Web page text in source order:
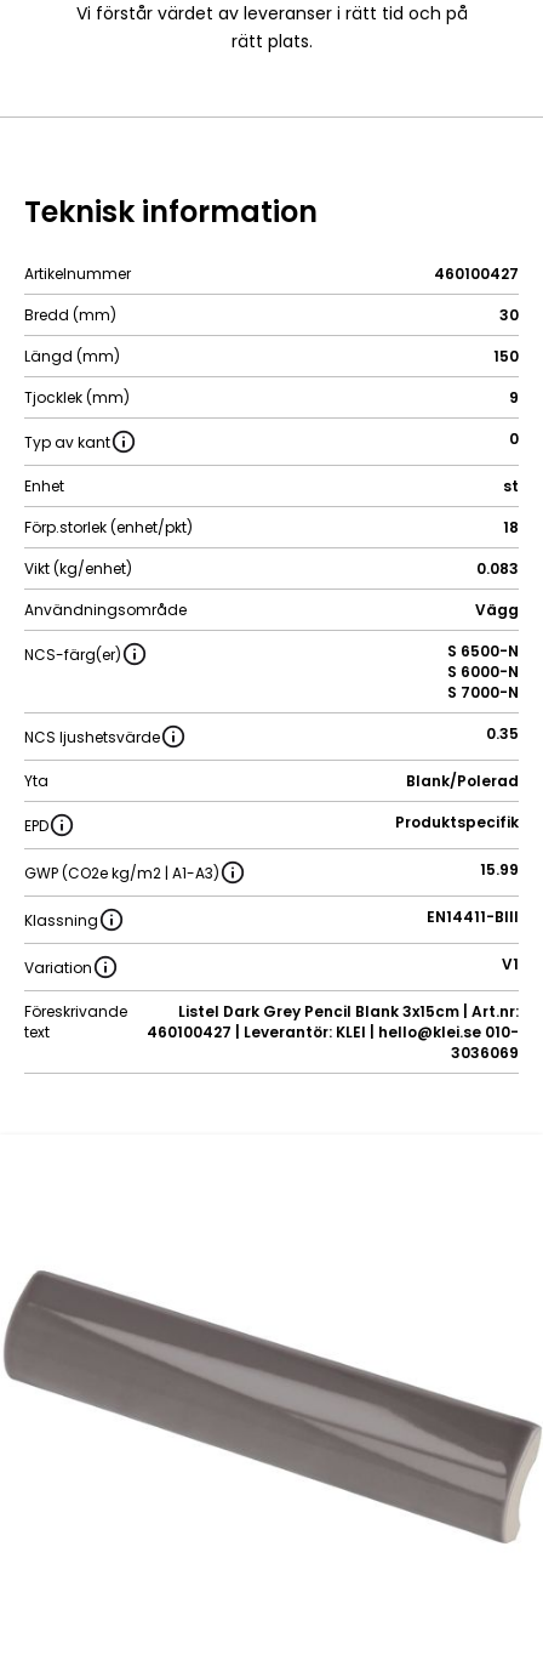
Vi förstår värdet av leveranser i rätt tid och på
rätt plats.
Teknisk information
Artikelnummer
460100427
Bredd (mm)
30
Längd (mm)
150
Tjocklek (mm)
9
Typ av kant 0
Enhet
st
Förp.storlek (enhet/pkt)
18
Vikt (kg/enhet)
0.083
Användningsområde
Vägg
NCS-färg(er)
S 6500-N
S 6000-N
S 7000-N
NCS ljushetsvärde 0.35
Yta Blank/Polerad
EPD Produktspecifik
GWP (CO2e kg/m2 | A1-A3) 15.99
Klassning EN14411-BIII
Variation V1
Föreskrivande
text
Listel Dark Grey Pencil Blank 3x15cm | Art.nr:
460100427 | Leverantör: KLEI | hello@klei.se 010-
3036069